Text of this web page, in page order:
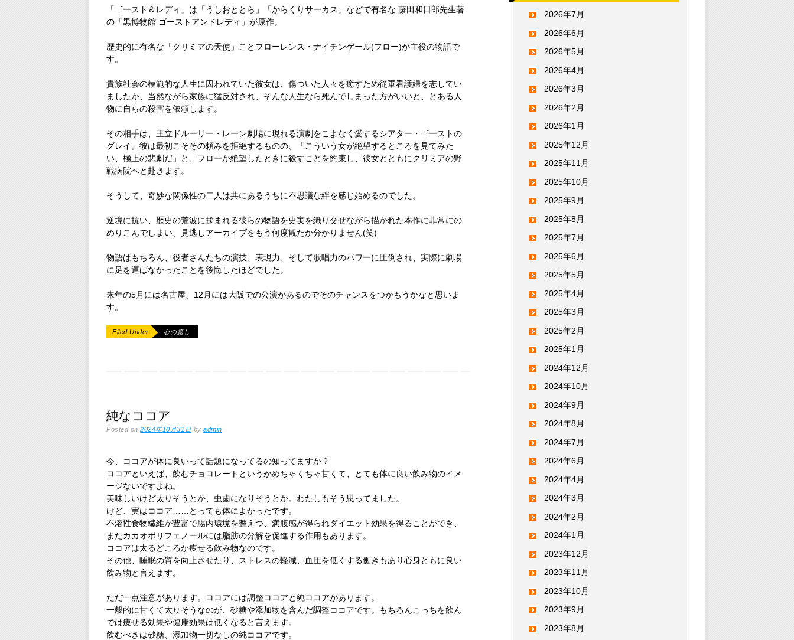
「ゴースト＆レディ」は「うしおととら」「からくりサーカス」などで有名な 藤田和日郎先生著
の「黒博物館 ゴーストアンドレディ」が原作。
歴史的に有名な「クリミアの天使」ことフローレンス・ナイチンゲール(フロー)が主役の物語で
す。
貴族社会の模範的な人生に囚われていた彼女は、傷ついた人々を癒すため従軍看護婦を志してい
ましたが、当然ながら家族に猛反対され、そんな人生なら死んでしまった方がいいと、とある人
物に自らの殺害を依頼します。
その相手は、王立ドルーリー・レーン劇場に現れる演劇をこよなく愛するシアター・ゴーストの
グレイ。彼は最初こそその頼みを拒絶するものの、「こういう女が絶望するところを見てみた
い、極上の悲劇だ」と、フローが絶望したときに殺すことを約束し、彼女とともにクリミアの野
戦病院へと赴きます。
そうして、奇妙な関係性の二人は共にあるうちに不思議な絆を感じ始めるのでした。
逆境に抗い、歴史の荒波に揉まれる彼らの物語を史実を織り交ぜながら描かれた本作に非常にの
めりこんでしまい、見逃しアーカイブをもう何度観たか分かりません(笑)
物語はもちろん、役者さんたちの演技、表現力、そして歌唱力のパワーに圧倒され、実際に劇場
に足を運ばなかったことを後悔したほどでした。
来年の5月には名古屋、12月には大阪での公演があるのでそのチャンスをつかもうかなと思いま
す。
Filed Under 心の癒し
純なココア
Posted on2024年10月31日 byadmin
今、ココアが体に良いって話題になってるの知ってますか？
ココアといえば、飲むチョコレートというかめちゃくちゃ甘くて、とても体に良い飲み物のイメ
ージないですよね。
美味しいけど太りそうとか、虫歯になりそうとか。わたしもそう思ってました。
けど、実はココア……とっても体によかったです。
不溶性食物繊維が豊富で腸内環境を整えつ、満腹感が得られダイエット効果を得ることができ、
またカカオポリフェノールには脂肪の分解を促進する作用もあります。
ココアは太るどころか痩せる飲み物なのです。
その他、睡眠の質を向上させたり、ストレスの軽減、血圧を低くする働きもあり心身ともに良い
飲み物と言えます。
ただ一点注意があります。ココアには調整ココアと純ココアがあります。
一般的に甘くて太りそうなのが、砂糖や添加物を含んだ調整ココアです。もちろんこっちを飲ん
では痩せる効果や健康効果は低くなると言えます。
飲むべきは砂糖、添加物一切なしの純ココアです。
2026年7月
2026年6月
2026年5月
2026年4月
2026年3月
2026年2月
2026年1月
2025年12月
2025年11月
2025年10月
2025年9月
2025年8月
2025年7月
2025年6月
2025年5月
2025年4月
2025年3月
2025年2月
2025年1月
2024年12月
2024年10月
2024年9月
2024年8月
2024年7月
2024年6月
2024年4月
2024年3月
2024年2月
2024年1月
2023年12月
2023年11月
2023年10月
2023年9月
2023年8月